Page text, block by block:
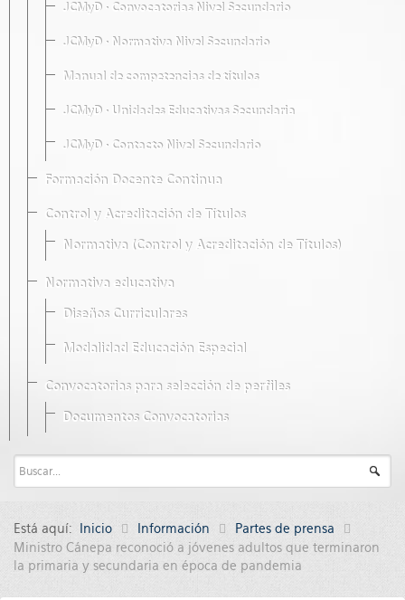
JCMyD · Convocatorias Nivel Secundario
JCMyD · Normativa Nivel Secundario
Manual de competencias de títulos
JCMyD · Unidades Educativas Secundaria
JCMyD · Contacto Nivel Secundario
Formación Docente Continua
Control y Acreditación de Títulos
Normativa (Control y Acreditación de Títulos)
Normativa educativa
Diseños Curriculares
Modalidad Educación Especial
Convocatorias para selección de perfiles
Documentos Convocatorias
Está aquí: Inicio Información
Partes de prensa
Ministro Cánepa reconoció a jóvenes adultos que terminaron
la primaria y secundaria en época de pandemia